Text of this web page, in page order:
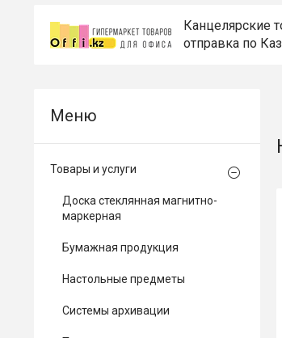
Канцелярские
отправка по
Товары и услуги
Доска стеклянная магнитно-
маркерная
Бумажная продукция
Настольные предметы
Системы архивации